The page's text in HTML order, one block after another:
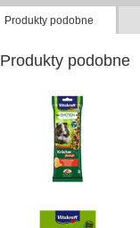
Produkty podobne
Produkty podobne